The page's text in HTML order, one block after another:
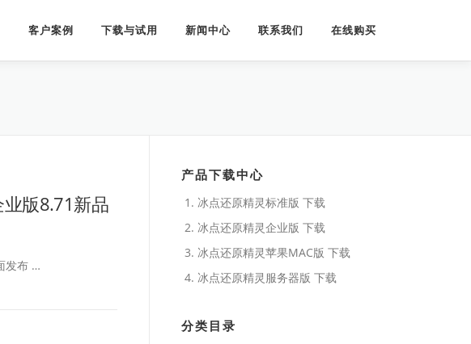
客户案例 下载与试用 新闻中心 联系我们 在线购买
版8.71新品
发布 …
产品下载中心
冰点还原精灵标准版 下载
冰点还原精灵企业版 下载
冰点还原精灵苹果MAC版 下载
冰点还原精灵服务器版 下载
分类目录